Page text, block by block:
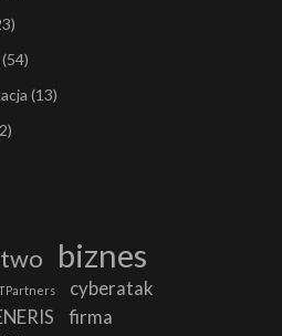
(54)
(13)
biznes
cyberatak
firma